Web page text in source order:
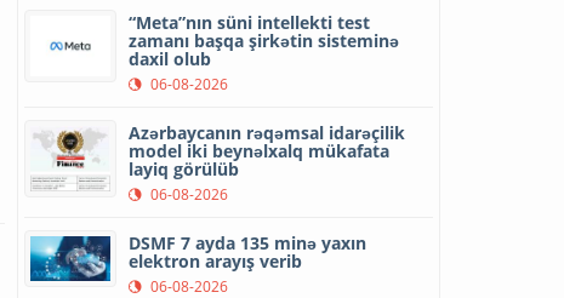
“Meta”nın süni intellekti test
zamanı başqa şirkətin sisteminə
daxil olub
06-08-2026
Azərbaycanın rəqəmsal idarəçilik
model iki beynəlxalq mükafata
layiq görülüb
06-08-2026
DSMF 7 ayda 135 minə yaxın
elektron arayış verib
06-08-2026